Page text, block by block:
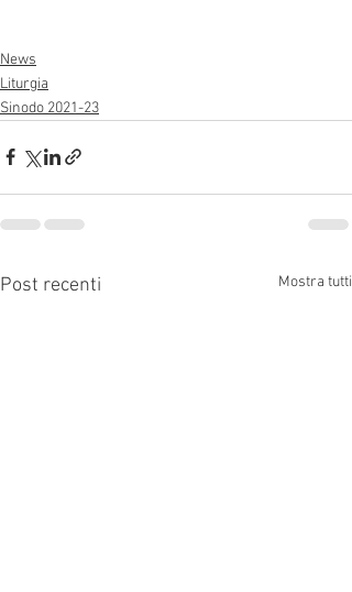
News
Liturgia
Sinodo 2021-23
Post recenti Mostra tutti